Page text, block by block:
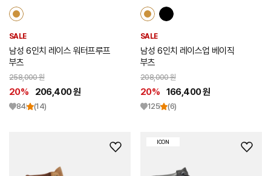
SALE
남성 6인치 레이스 워터프루프
부츠
258,000 원
20% 206,400 원
84 (14)
SALE
남성 6인치 레이스업 베이직
부츠
208,000 원
20% 166,400 원
125 (6)
위
위
ICON